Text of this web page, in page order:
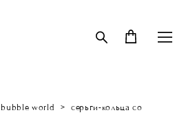
bubble world > серьги-кольца со